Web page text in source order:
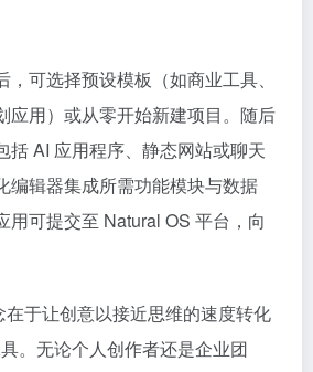
可选择预设模板（如商业工具、
应用）或从零开始新建项目。随后
AI 应用程序、静态网站或聊天
编辑器集成所需功能模块与数据
用可提交至 Natural OS 平台，向
于让创意以接近思维的速度转化
。无论个人创作者还是企业团